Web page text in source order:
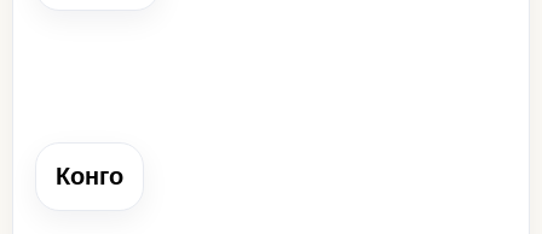
Конго
Государство к юго-востоку от Сонгая, усилившееся к